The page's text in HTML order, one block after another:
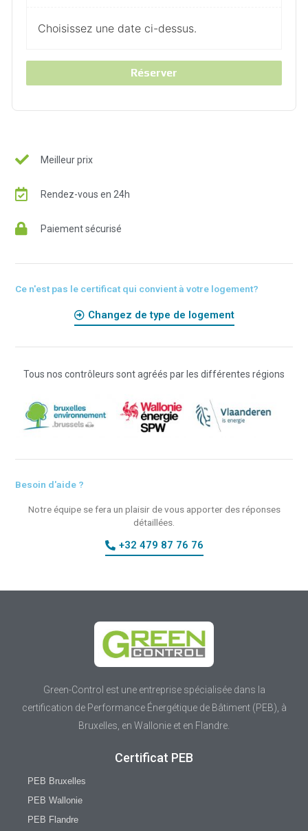
Choisissez une date ci-dessus.
Réserver
Meilleur prix
Rendez-vous en 24h
Paiement sécurisé
Ce n'est pas le certificat qui convient à votre logement?
Changez de type de logement
Tous nos contrôleurs sont agréés par les différentes régions
Besoin d'aide ?
Notre équipe se fera un plaisir de vous apporter des réponses
détaillées.
+32 479 87 76 76
Green-Control est une entreprise spécialisée dans la
certification de Performance Énergétique de Bâtiment (PEB), à
Bruxelles, en Wallonie et en Flandre.
Certificat PEB
PEB Bruxelles
PEB Wallonie
PEB Flandre